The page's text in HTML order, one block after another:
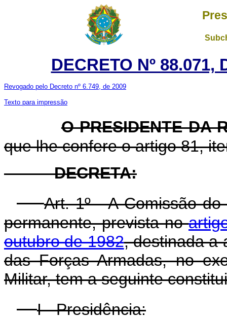
DECRETO Nº 88.071,
Revogado pelo Decreto nº 6.749, de 2009
Texto para impressão
O PRESIDENTE DA
que lhe confere o artigo 81,
DECRETA:
Art. 1º - A Comissão
permanente, prevista no
outubro de 1982, destinada a
das Forças Armadas, no
Militar, tem a seguinte
I - Presidência: